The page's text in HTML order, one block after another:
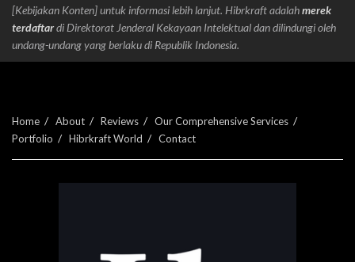
[Kebijakan Konten] untuk informasi lebih lanjut. Hibrkraft adalahmerek
terdaftardi Direktorat Jenderal Kekayaan Intelektual dan dilindungi oleh
undang-undang yang berlaku di Republik Indonesia.
Home About Reviews
Our Comprehensive Services
Portfolio
Hibrkraft World Contact